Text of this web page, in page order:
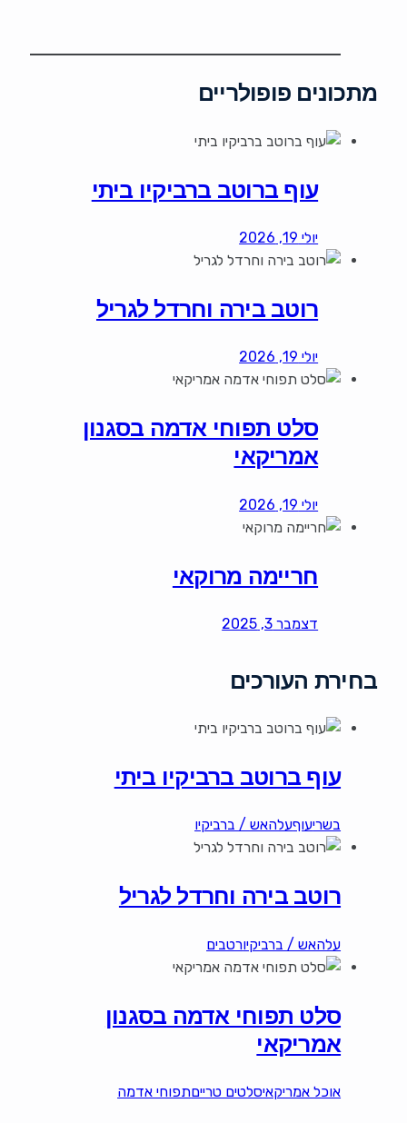
מתכונים פופולריים
עוף ברוטב ברביקיו ביתי
יולי 19, 2026
רוטב בירה וחרדל לגריל
יולי 19, 2026
סלט תפוחי אדמה בסגנון
אמריקאי
יולי 19, 2026
חריימה מרוקאי
דצמבר 3, 2025
בחירת העורכים
עוף ברוטב ברביקיו ביתי
בשריעוףעלהאש / ברביקיו
רוטב בירה וחרדל לגריל
עלהאש / ברביקיורטבים
סלט תפוחי אדמה בסגנון
אמריקאי
אוכל אמריקאיסלטים טרייםתפוחי אדמה